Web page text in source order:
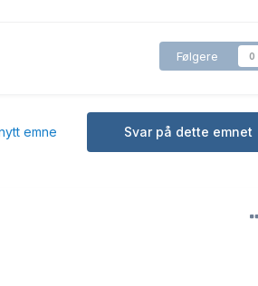
Følgere 0
Svar på dette emnet
emne